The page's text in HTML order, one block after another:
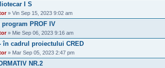
I S
» Vin Sep 15, 2023 9:02 am
PROF IV
» Mie Sep 06, 2023 9:16 am
în cadrul proiectului CRED
» Mar Sep 05, 2023 2:47 pm
NR.2